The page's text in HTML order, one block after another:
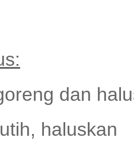
dan
haluskan